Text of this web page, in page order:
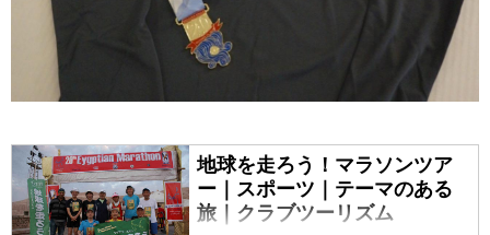
地球を走ろう！マラソンツア
ー｜スポーツ｜テーマのある
旅｜クラブツーリズム